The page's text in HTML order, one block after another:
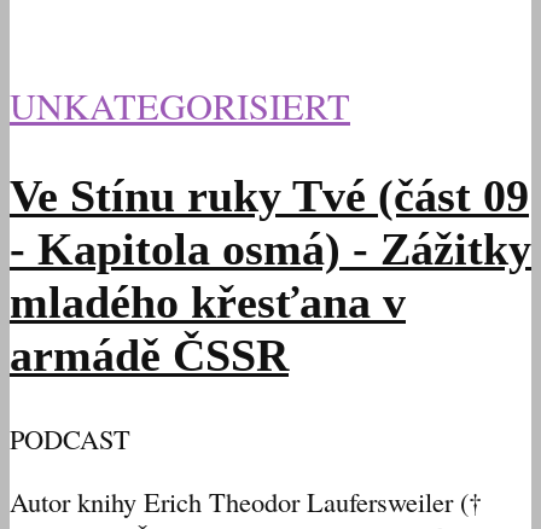
UNKATEGORISIERT
Ve Stínu ruky Tvé (část 09
- Kapitola osmá) - Zážitky
mladého křesťana v
armádě ČSSR
PODCAST
Autor knihy Erich Theodor Laufersweiler (†